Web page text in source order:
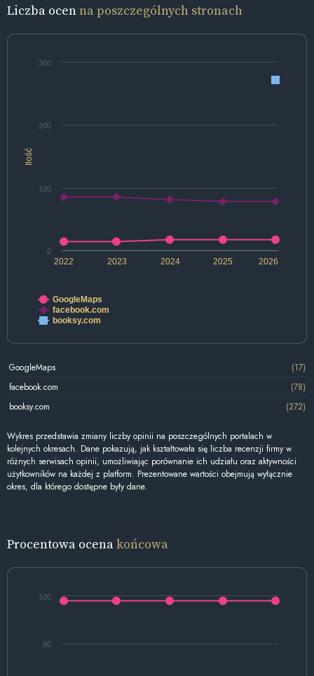
Liczba ocenna poszczególnych stronach
Ilość
2022 2024 2026
2023 2025
0
100
200
300
GoogleMaps
facebook.com
booksy.com
GoogleMaps
(17)
facebook.com
(78)
booksy.com
(272)
Wykres przedstawia zmiany liczby opinii na poszczególnych portalach w
kolejnych okresach. Dane pokazują, jak kształtowała się liczba recenzji firmy w
różnych serwisach opinii, umożliwiając porównanie ich udziału oraz aktywności
użytkowników na każdej z platform. Prezentowane wartości obejmują wyłącznie
okres, dla którego dostępne były dane.
Procentowa ocenakońcowa
80
100